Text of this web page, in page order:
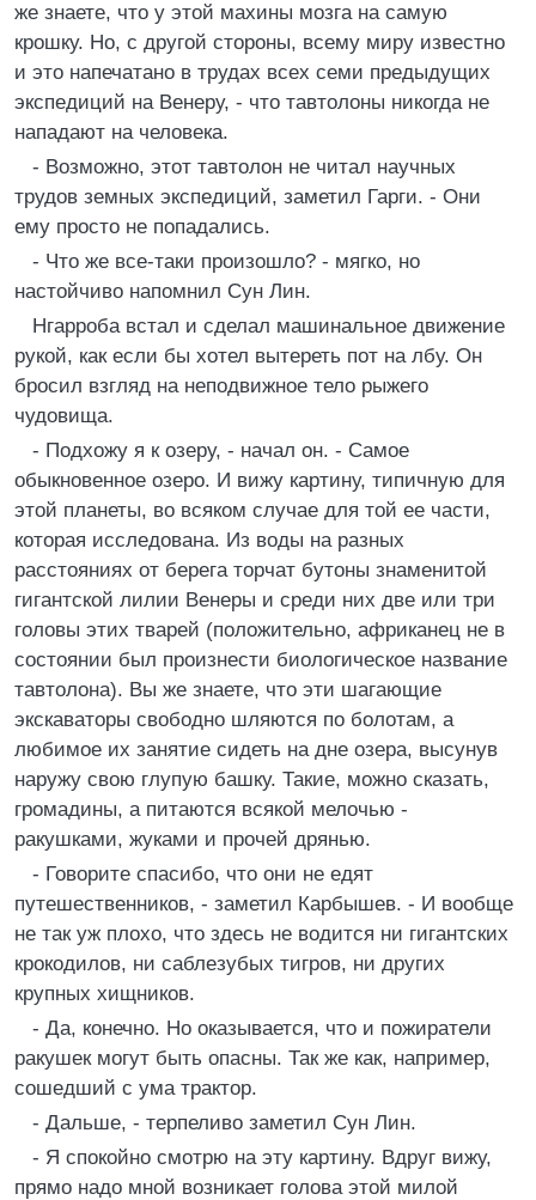
же знаете, что у этой махины мозга на самую
крошку. Но, с другой стороны, всему миру известно
и это напечатано в трудах всех семи предыдущих
экспедиций на Венеру, - что тавтолоны никогда не
нападают на человека.
- Возможно, этот тавтолон не читал научных
трудов земных экспедиций, заметил Гарги. - Они
ему просто не попадались.
- Что же все-таки произошло? - мягко, но
настойчиво напомнил Сун Лин.
Нгарроба встал и сделал машинальное движение
рукой, как если бы хотел вытереть пот на лбу. Он
бросил взгляд на неподвижное тело рыжего
чудовища.
- Подхожу я к озеру, - начал он. - Самое
обыкновенное озеро. И вижу картину, типичную для
этой планеты, во всяком случае для той ее части,
которая исследована. Из воды на разных
расстояниях от берега торчат бутоны знаменитой
гигантской лилии Венеры и среди них две или три
головы этих тварей (положительно, африканец не в
состоянии был произнести биологическое название
тавтолона). Вы же знаете, что эти шагающие
экскаваторы свободно шляются по болотам, а
любимое их занятие сидеть на дне озера, высунув
наружу свою глупую башку. Такие, можно сказать,
громадины, а питаются всякой мелочью -
ракушками, жуками и прочей дрянью.
- Говорите спасибо, что они не едят
путешественников, - заметил Карбышев. - И вообще
не так уж плохо, что здесь не водится ни гигантских
крокодилов, ни саблезубых тигров, ни других
крупных хищников.
- Да, конечно. Но оказывается, что и пожиратели
ракушек могут быть опасны. Так же как, например,
сошедший с ума трактор.
- Дальше, - терпеливо заметил Сун Лин.
- Я спокойно смотрю на эту картину. Вдруг вижу,
прямо надо мной возникает голова этой милой